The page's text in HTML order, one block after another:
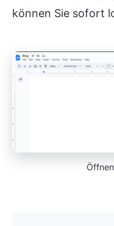
können Sie sofort